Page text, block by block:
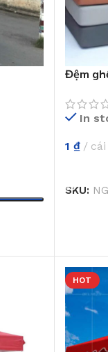
Đệm
In
1 ₫ cái
SKU:
HOT